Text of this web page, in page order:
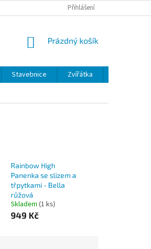
Přihlášení
NÁKUPNÍ
Prázdný košík
Stavebnice Zvířátka
Rainbow High
Panenka se slizem a
třpytkami - Bella
růžová
Skladem (1 ks)
949 Kč